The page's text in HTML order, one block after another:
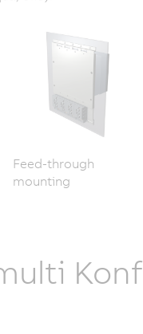
Feed-through
mounting